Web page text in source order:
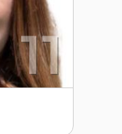
11